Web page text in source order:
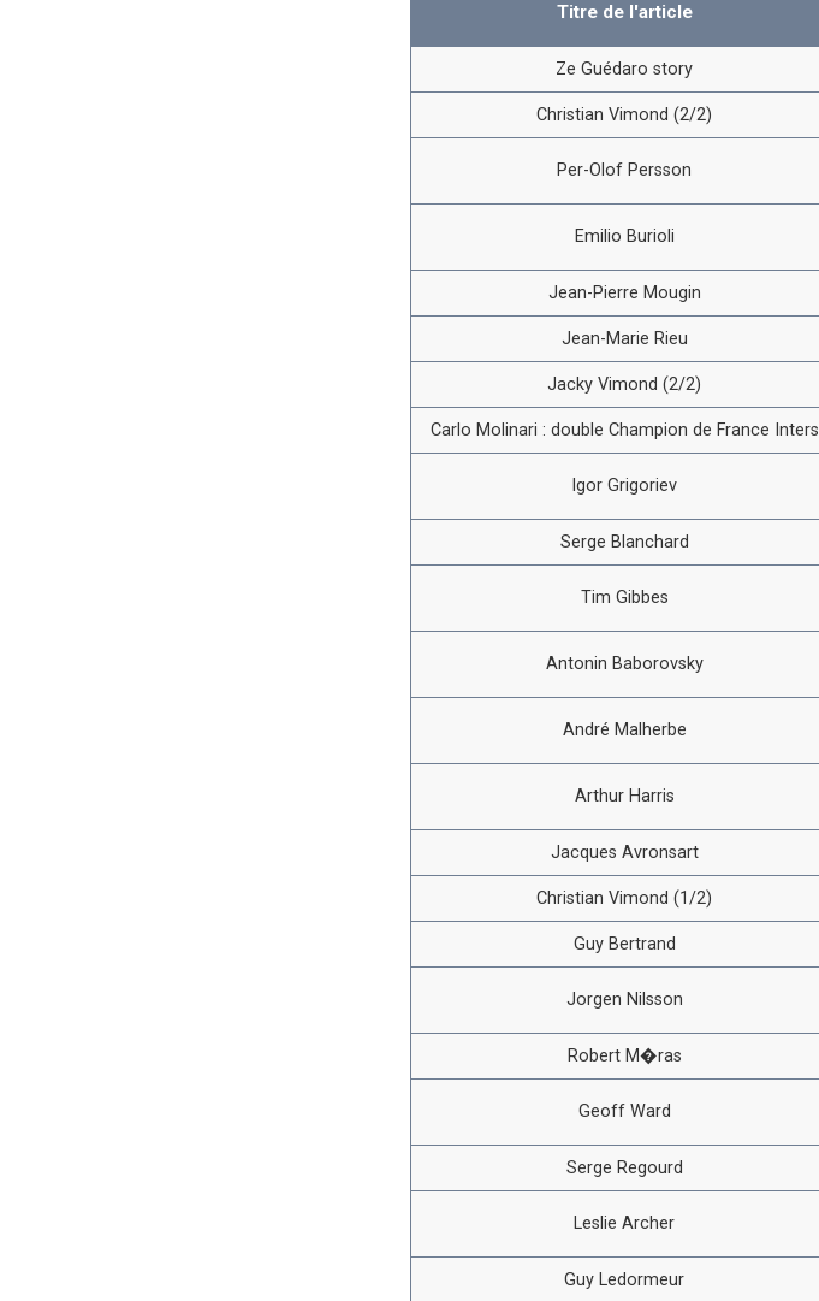
Titre de l'article
Ze Guédaro story
Christian Vimond (2/2)
Per-Olof Persson
Emilio Burioli
Jean-Pierre Mougin
Jean-Marie Rieu
Jacky Vimond (2/2)
Carlo Molinari : double Champion de France Inters
Igor Grigoriev
Serge Blanchard
Tim Gibbes
Antonin Baborovsky
André Malherbe
Arthur Harris
Jacques Avronsart
Christian Vimond (1/2)
Guy Bertrand
Jorgen Nilsson
Robert M�ras
Geoff Ward
Serge Regourd
Leslie Archer
Guy Ledormeur